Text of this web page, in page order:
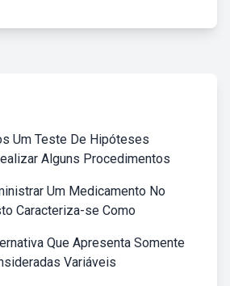
Um Teste De Hipóteses
Alguns Procedimentos
Um Medicamento No
Caracteriza-se Como
Que Apresenta Somente
Variáveis